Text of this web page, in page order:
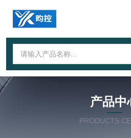
产品中
PRODUCTS